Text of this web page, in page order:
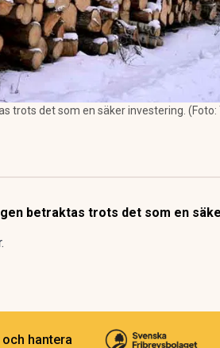
trots det som en säker investering. (Foto:
betraktas trots det som en
hantera